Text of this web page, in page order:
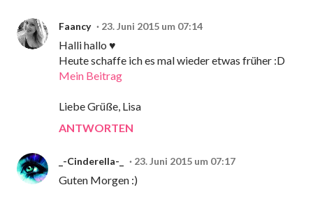
Faancy 23. Juni 2015 um 07:14
Halli hallo ♥
Heute schaffe ich es mal wieder etwas früher :D
Mein Beitrag
Liebe Grüße, Lisa
ANTWORTEN
_-Cinderella-_ 23. Juni 2015 um 07:17
Guten Morgen :)